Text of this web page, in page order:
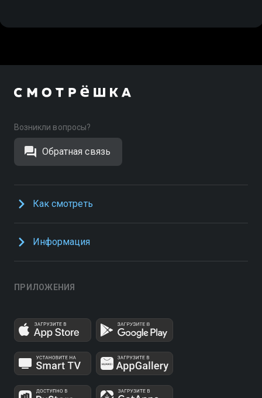
Возникли вопросы?
Обратная связь
Как смотреть
Информация
ПРИЛОЖЕНИЯ